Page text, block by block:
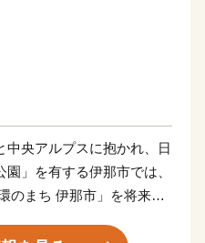
中央アルプスに抱かれ、日
」を有する伊那市では、
のまち 伊那市」を将来像